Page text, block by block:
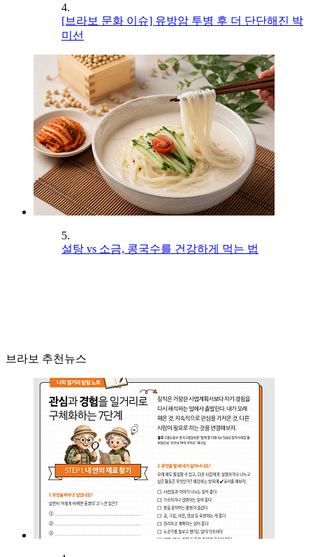
4.
[브라보 문화 이슈] 유방암 투병 후 더 단단해진 박
미선
5.
설탕 vs 소금, 콩국수를 건강하게 먹는 법
브라보 추천뉴스